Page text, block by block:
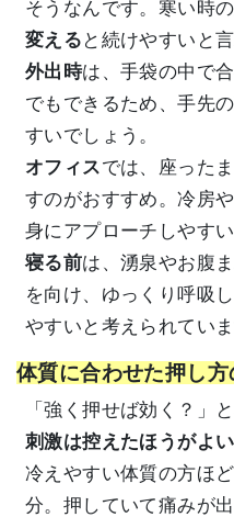
そうなんです。寒い時
変える と続けやすいと
外出時は、手袋の中で
でもできるため、手先
すいでしょう。
オフィスでは、座った
すのがおすすめ。冷房
身にアプローチしやす
寝る前は、湧泉やお腹
を向け、ゆっくり呼吸
やすいと考えられていま
体質に合わせた押し方
「強く押せば効く？」
刺激は控えたほうがよい
冷えやすい体質の方ほ
分。押していて痛みが